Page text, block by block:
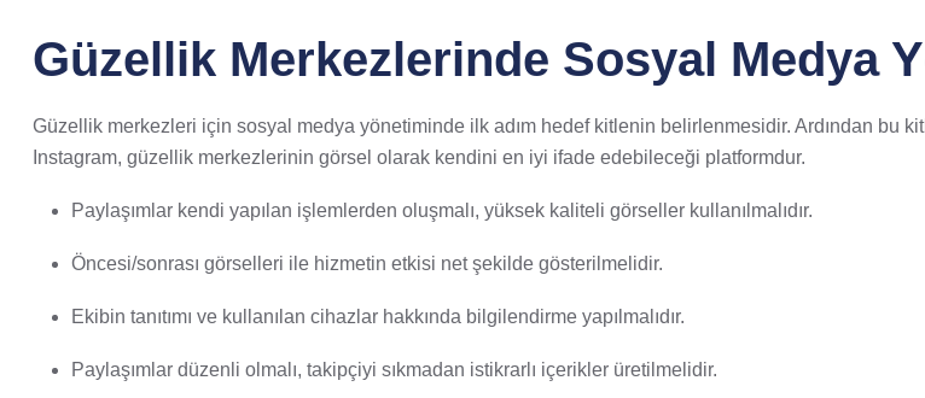
Güzellik Merkezlerinde Sosyal Medya
Güzellik merkezleri için sosyal medya yönetiminde ilk adım hedef kitlenin belirlenmesidir. Ardından bu
Instagram, güzellik merkezlerinin görsel olarak kendini en iyi ifade edebileceği platformdur.
Paylaşımlar kendi yapılan işlemlerden oluşmalı, yüksek kaliteli görseller kullanılmalıdır.
Öncesi/sonrası görselleri ile hizmetin etkisi net şekilde gösterilmelidir.
Ekibin tanıtımı ve kullanılan cihazlar hakkında bilgilendirme yapılmalıdır.
Paylaşımlar düzenli olmalı, takipçiyi sıkmadan istikrarlı içerikler üretilmelidir.